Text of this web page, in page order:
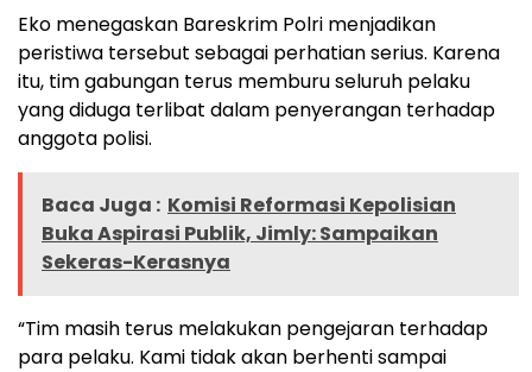
Eko menegaskan Bareskrim Polri menjadikan
peristiwa tersebut sebagai perhatian serius. Karena
itu, tim gabungan terus memburu seluruh pelaku
yang diduga terlibat dalam penyerangan terhadap
anggota polisi.
Baca Juga : Komisi Reformasi Kepolisian
Buka Aspirasi Publik, Jimly: Sampaikan
Sekeras-Kerasnya
“Tim masih terus melakukan pengejaran terhadap
para pelaku. Kami tidak akan berhenti sampai